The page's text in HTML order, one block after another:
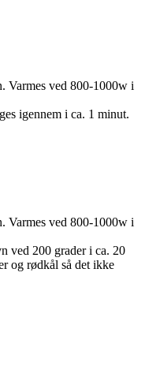
Varmes ved 800-1000w i
igennem i ca. 1 minut.
Varmes ved 800-1000w i
ved 200 grader i ca. 20
og rødkål så det ikke